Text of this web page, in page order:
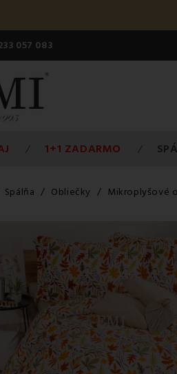
057 083
1+1 ZADARMO
Spálňa Obliečky Mikroplyšové